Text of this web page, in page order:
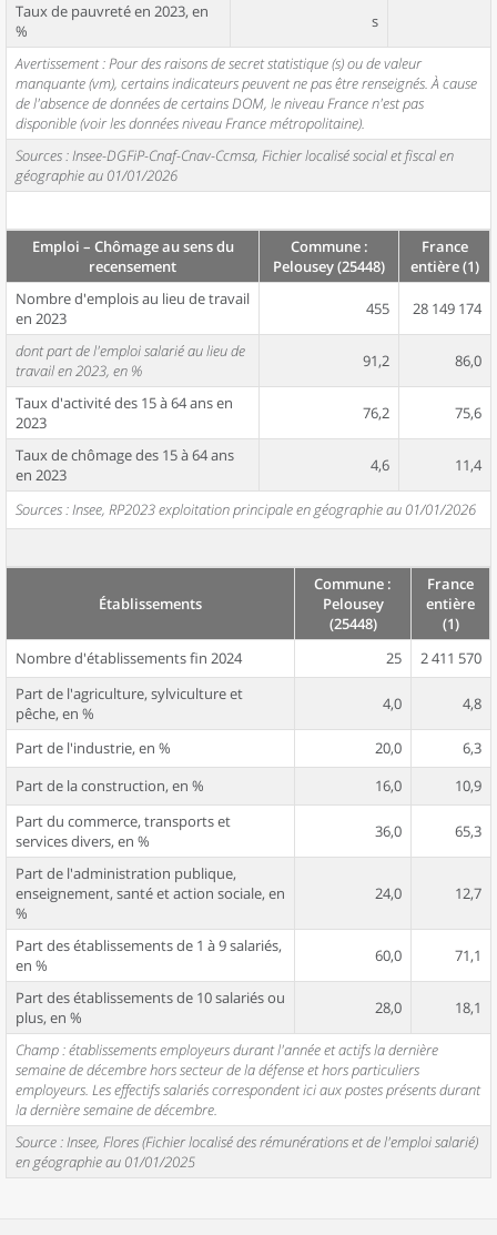
Taux de pauvreté en 2023, en
%
s
Avertissement : Pour des raisons de secret statistique (s) ou de valeur
manquante (vm), certains indicateurs peuvent ne pas être renseignés. À cause
de l'absence de données de certains DOM, le niveau France n'est pas
disponible (voir les données niveau France métropolitaine).
Sources : Insee-DGFiP-Cnaf-Cnav-Ccmsa, Fichier localisé social et fiscal en
géographie au 01/01/2026
Emploi – Chômage au sens du
recensement
Commune :
Pelousey (25448)
France
entière (1)
Nombre d'emplois au lieu de travail
en 2023
455 28 149 174
dont part de l'emploi salarié au lieu de
travail en 2023, en %
91,2 86,0
Taux d'activité des 15 à 64 ans en
2023
76,2 75,6
Taux de chômage des 15 à 64 ans
en 2023
4,6 11,4
Sources : Insee, RP2023 exploitation principale en géographie au 01/01/2026
Établissements
Commune :
Pelousey
(25448)
France
entière
(1)
Nombre d'établissements fin 2024
25
2 411 570
Part de l'agriculture, sylviculture et
pêche, en %
4,0 4,8
Part de l'industrie, en % 20,0
6,3
Part de la construction, en %
16,0
10,9
Part du commerce, transports et
services divers, en %
36,0 65,3
Part de l'administration publique,
enseignement, santé et action sociale, en
%
24,0 12,7
Part des établissements de 1 à 9 salariés,
en %
60,0 71,1
Part des établissements de 10 salariés ou
plus, en %
28,0 18,1
Champ : établissements employeurs durant l'année et actifs la dernière
semaine de décembre hors secteur de la défense et hors particuliers
employeurs. Les effectifs salariés correspondent ici aux postes présents durant
la dernière semaine de décembre.
Source : Insee, Flores (Fichier localisé des rémunérations et de l'emploi salarié)
en géographie au 01/01/2025